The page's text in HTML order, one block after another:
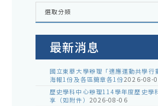
各
室
選取分類
最新消息
國立東華大學辦理「適應運動共學行
海報1份及各區簡章各1份2026-08-
歷史學科中心辦理114學年度歷史學
享（如附件） 2026-08-06